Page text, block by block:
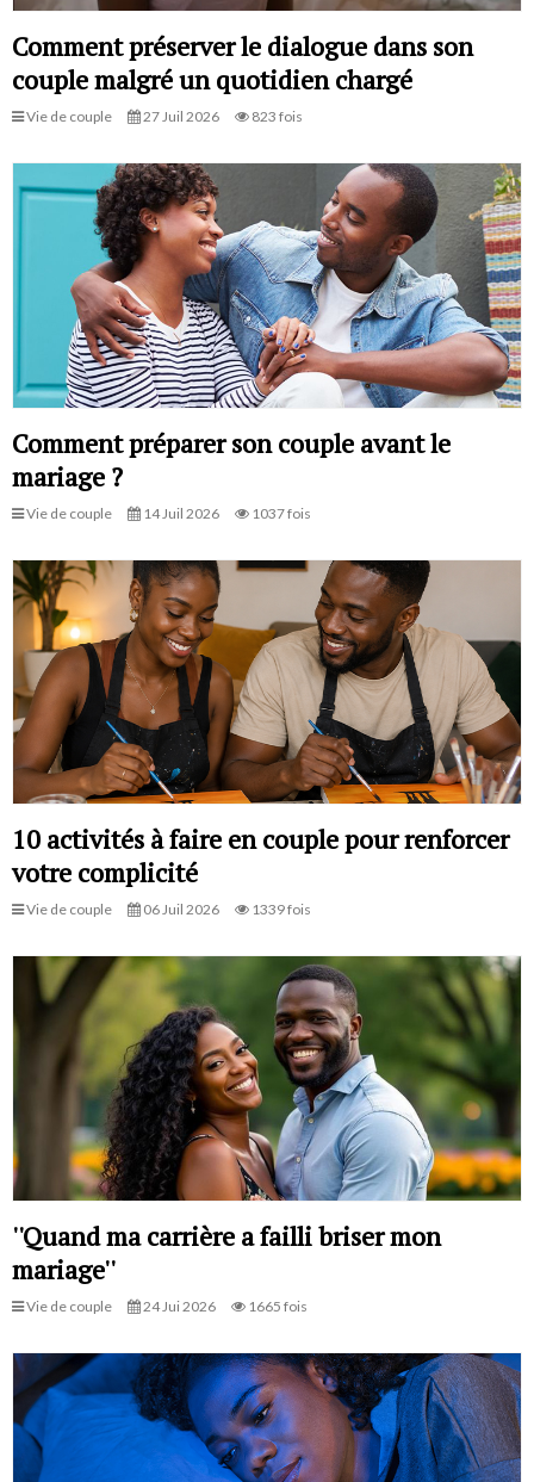
Comment préserver le dialogue dans son
couple malgré un quotidien chargé
Vie de couple 27 Juil 2026 823 fois
Comment préparer son couple avant le
mariage ?
Vie de couple 14 Juil 2026 1037 fois
10 activités à faire en couple pour renforcer
votre complicité
Vie de couple 06 Juil 2026 1339 fois
''Quand ma carrière a failli briser mon
mariage''
Vie de couple 24 Jui 2026 1665 fois